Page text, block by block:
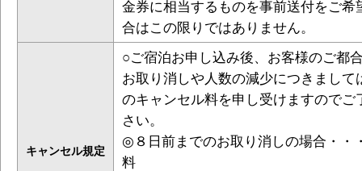
金券に相当するものを事前送付をご希
合はこの限りではありません。
キャンセル規定
○ご宿泊お申し込み後、お客様のご都
お取り消しや人数の減少につきまして
のキャンセル料を申し受けますのでご
さい。
◎８日前までのお取り消しの場合・・
料